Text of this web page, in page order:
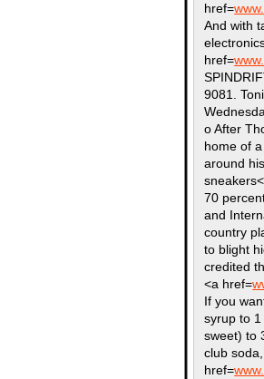
href=
And with
href=
9081.
o After
home of
around
70
and
country
to blight
credited
<a href=
If you
syrup to
sweet) to
club
href=